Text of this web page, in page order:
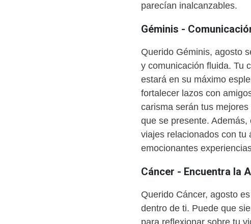
parecían inalcanzables.
Géminis -
Querido Géminis, agosto
y comunicación fluida. Tu
estará en su máximo
fortalecer lazos con
carisma serán tus
que se presente.
viajes relacionados con tu
emocionantes
Cáncer - Encuentra la
Querido Cáncer, agosto
dentro de ti. Puede que